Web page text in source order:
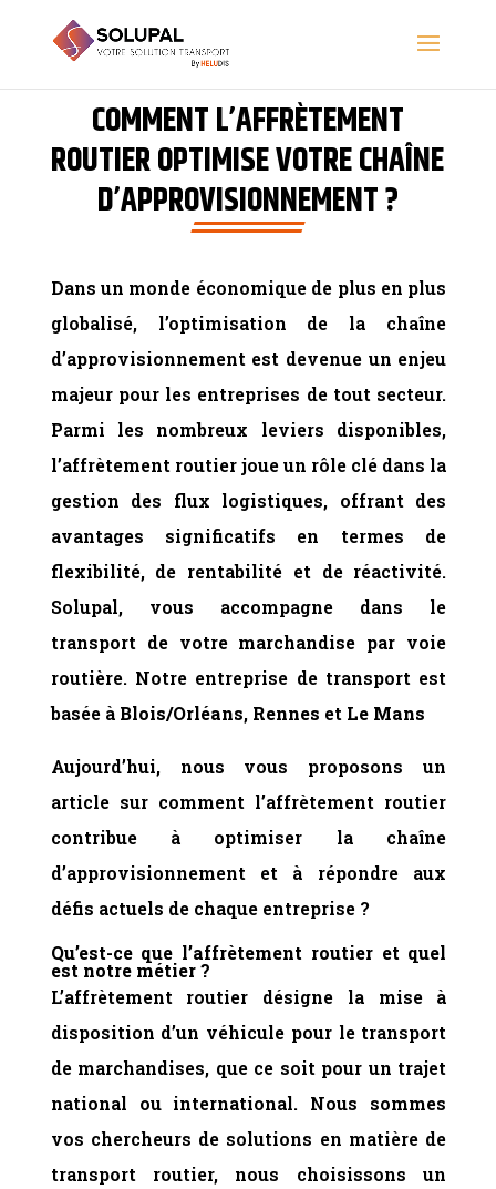
COMMENT L’AFFRÈTEMENT
ROUTIER OPTIMISE VOTRE CHAÎNE
D’APPROVISIONNEMENT ?
Dans un monde économique de plus en plus
globalisé, l’optimisation de la chaîne
d’approvisionnement est devenue un enjeu
majeur pour les entreprises de tout secteur.
Parmi les nombreux leviers disponibles,
l’affrètement routier joue un rôle clé dans la
gestion des flux logistiques, offrant des
avantages significatifs en termes de
flexibilité, de rentabilité et de réactivité.
Solupal, vous accompagne dans le
transport de votre marchandise par voie
routière. Notre entreprise de transport est
basée à Blois/Orléans, Rennes et Le Mans
Aujourd’hui, nous vous proposons un
article sur comment l’affrètement routier
contribue à optimiser la chaîne
d’approvisionnement et à répondre aux
défis actuels de chaque entreprise ?
Qu’est-ce que l’affrètement routier et quel
est notre métier ?
L’affrètement routier désigne la mise à
disposition d’un véhicule pour le transport
de marchandises, que ce soit pour un trajet
national ou international. Nous sommes
vos chercheurs de solutions en matière de
transport routier, nous choisissons un